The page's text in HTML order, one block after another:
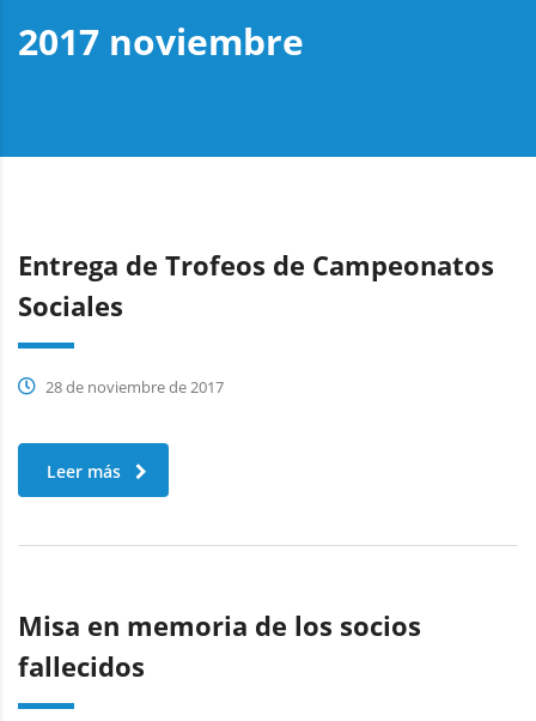
2017 noviembre
Entrega de Trofeos de Campeonatos
Sociales
28 de noviembre de 2017
Leer más
Misa en memoria de los socios
fallecidos